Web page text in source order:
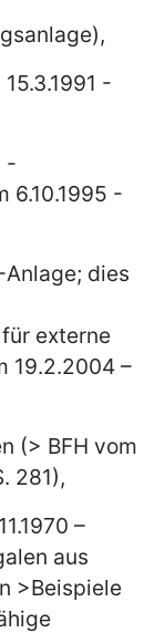
-
-
6.10.1995 -
dies
externe
19.2.2004 –
(> BFH vom
281),
–
aus
>Beispiele